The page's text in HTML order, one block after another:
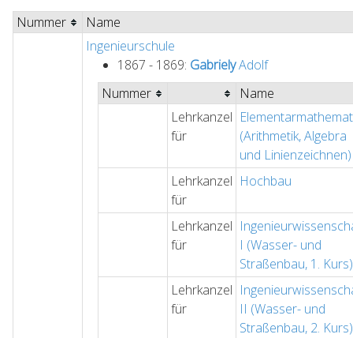
Nummer
Name
Ingenieurschule
1867 - 1869: GabrielyAdolf
Nummer
Name
Lehrkanzel
für
(Arithmetik, Algebra
und Linienzeichnen)
Lehrkanzel
für
Hochbau
Lehrkanzel
für
I (Wasser- und
Straßenbau, 1. Kurs)
Lehrkanzel
für
II (Wasser- und
Straßenbau, 2. Kurs)